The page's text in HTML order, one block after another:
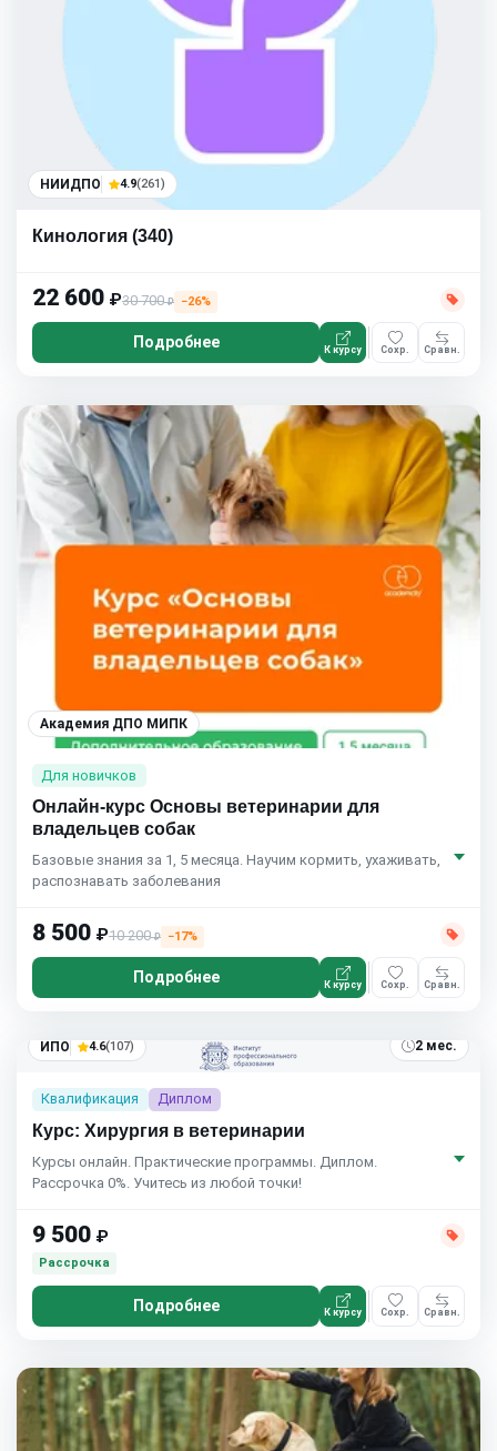
НИИДПО 4.9(261)
Кинология (340)
22 600 ₽30 700₽ −26%
Подробнее К курсу Сохр. Сравн.
Академия ДПО МИПК
Для новичков
Онлайн-курс Основы ветеринарии для
владельцев собак
Базовые знания за 1, 5 месяца. Научим кормить, ухаживать,
распознавать заболевания
8 500 ₽10 200₽ −17%
Подробнее К курсу Сохр. Сравн.
ИПО 4.6(107) 2 мес.
Квалификация Диплом
Курс: Хирургия в ветеринарии
Курсы онлайн. Практические программы. Диплом.
Рассрочка 0%. Учитесь из любой точки!
9 500 ₽
Рассрочка
Подробнее К курсу Сохр. Сравн.